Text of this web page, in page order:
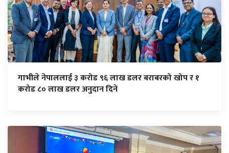
गाभीले नेपाललाई ३ करोड ९६ लाख डलर बराबरको खोप र १
करोड ८० लाख डलर अनुदान दिने